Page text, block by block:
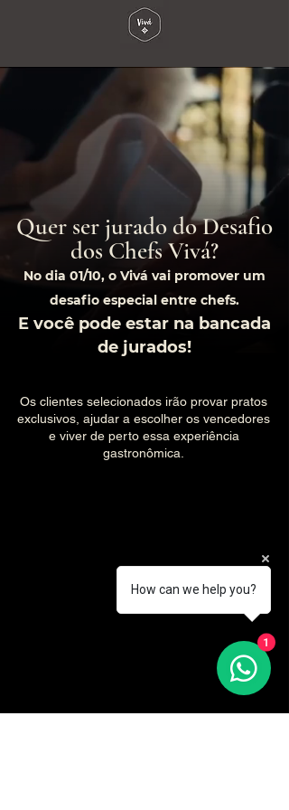
Quer ser jurado do Desafio
dos Chefs Vivá?
No dia 01/10, o Vivá vai promover um
desafio especial entre chefs.
E você pode estar na bancada
de jurados!
Os clientes selecionados irão provar pratos
exclusivos, ajudar a escolher os vencedores
e viver de perto essa experiência
gastronômica.
How can we help you?
1